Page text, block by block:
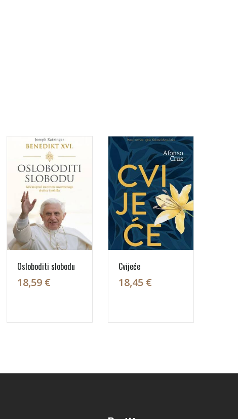
Osloboditi slobodu
18,59 €
Cvijeće
18,45 €